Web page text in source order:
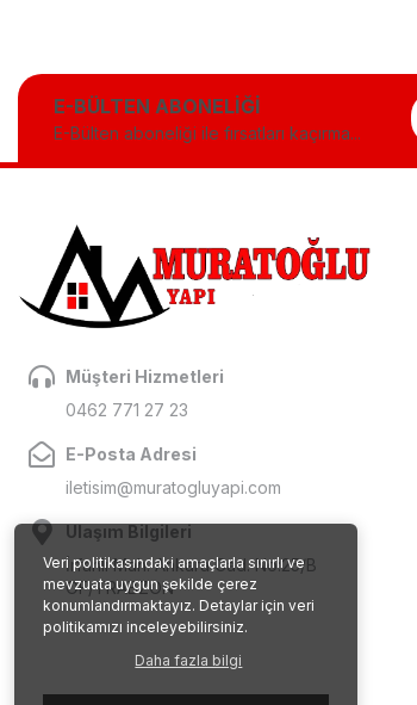
Veri politikasındaki amaçlarla sınırlı ve
mevzuata uygun şekilde çerez
konumlandırmaktayız. Detaylar için veri
politikamızı inceleyebilirsiniz.
Daha fazla bilgi
E-BÜLTEN ABONELİĞİ
E-Bülten aboneliği ile fırsatları kaçırma...
Müşteri Hizmetleri
0462 771 27 23
E-Posta Adresi
iletisim@muratogluyapi.com
Ulaşım Bilgileri
İrfanlı Mah. Ankara Cad. No:25/B
OF/TRABZON